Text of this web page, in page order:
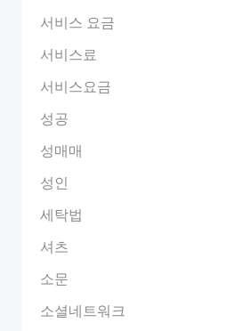
서비스 요금
서비스료
서비스요금
성공
성매매
성인
세탁법
셔츠
소문
소셜네트워크